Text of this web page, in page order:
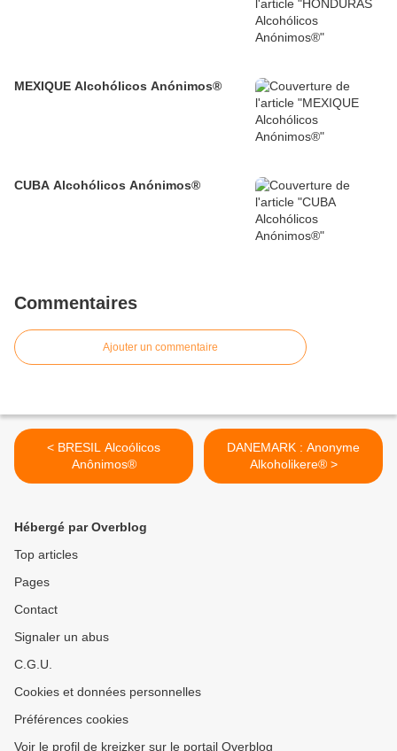
MEXIQUE Alcohólicos Anónimos®
CUBA Alcohólicos Anónimos®
Commentaires
Ajouter un commentaire
< BRESIL Alcoólicos
Anônimos®
DANEMARK : Anonyme
Alkoholikere® >
Hébergé par Overblog
Top articles
Pages
Contact
Signaler un abus
C.G.U.
Cookies et données personnelles
Préférences cookies
Voir le profil de kreizker sur le portail Overblog